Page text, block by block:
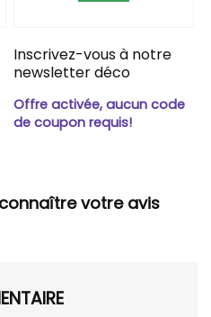
Inscrivez-vous à notre
newsletter déco
Offre activée, aucun code
de coupon requis!
votre avis